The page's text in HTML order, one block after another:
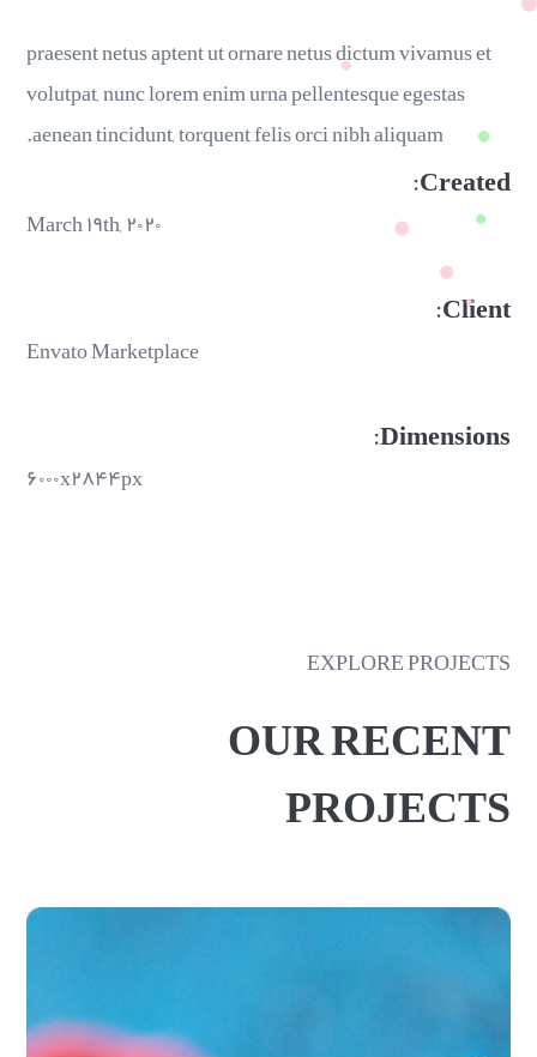
praesent netus aptent ut ornare netus dictum vivamus et
volutpat, nunc lorem enim urna pellentesque egestas
aenean tincidunt, torquent felis orci nibh aliquam.
Created:
March ۱۹th, ۲۰۲۰
Client:
Envato Marketplace
Dimensions:
۶۰۰۰x۲۸۴۴px
EXPLORE PROJECTS
OUR RECENT
PROJECTS